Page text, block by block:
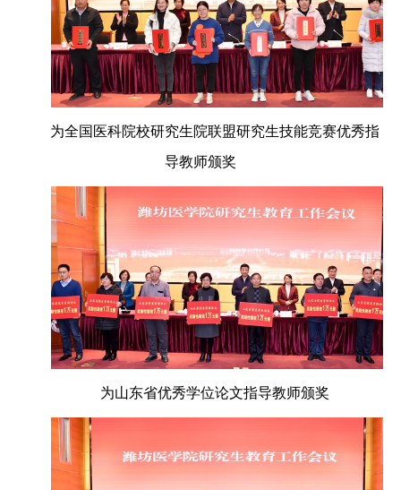
为全国医科院校研究生院联盟研究生技能竞赛优秀指
导教师颁奖
为山东省优秀学位论文指导教师颁奖